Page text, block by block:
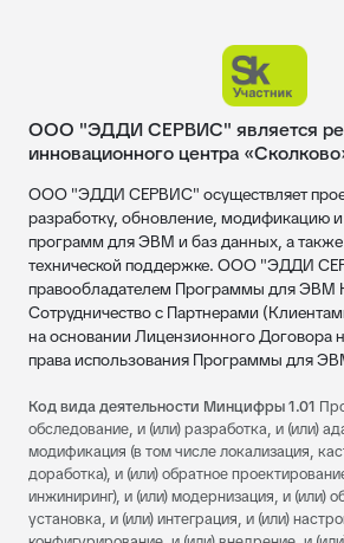
ООО "ЭДДИ СЕРВИС" является
инновационного центра
ООО "ЭДДИ СЕРВИС" осуществляет
разработку, обновление, модификацию
программ для ЭВМ и баз данных, а также
технической поддержке. ООО "ЭДДИ
правообладателем Программы для ЭВМ
Сотрудничество с Партнерами
на основании Лицензионного Договора
права использования Программы для
Код вида деятельности Минцифры 1.01
обследование, и (или) разработка, и (или)
модификация (в том числе локализация,
доработка), и (или) обратное
инжиниринг), и (или) модернизация, и (или)
установка, и (или) интеграция, и (или)